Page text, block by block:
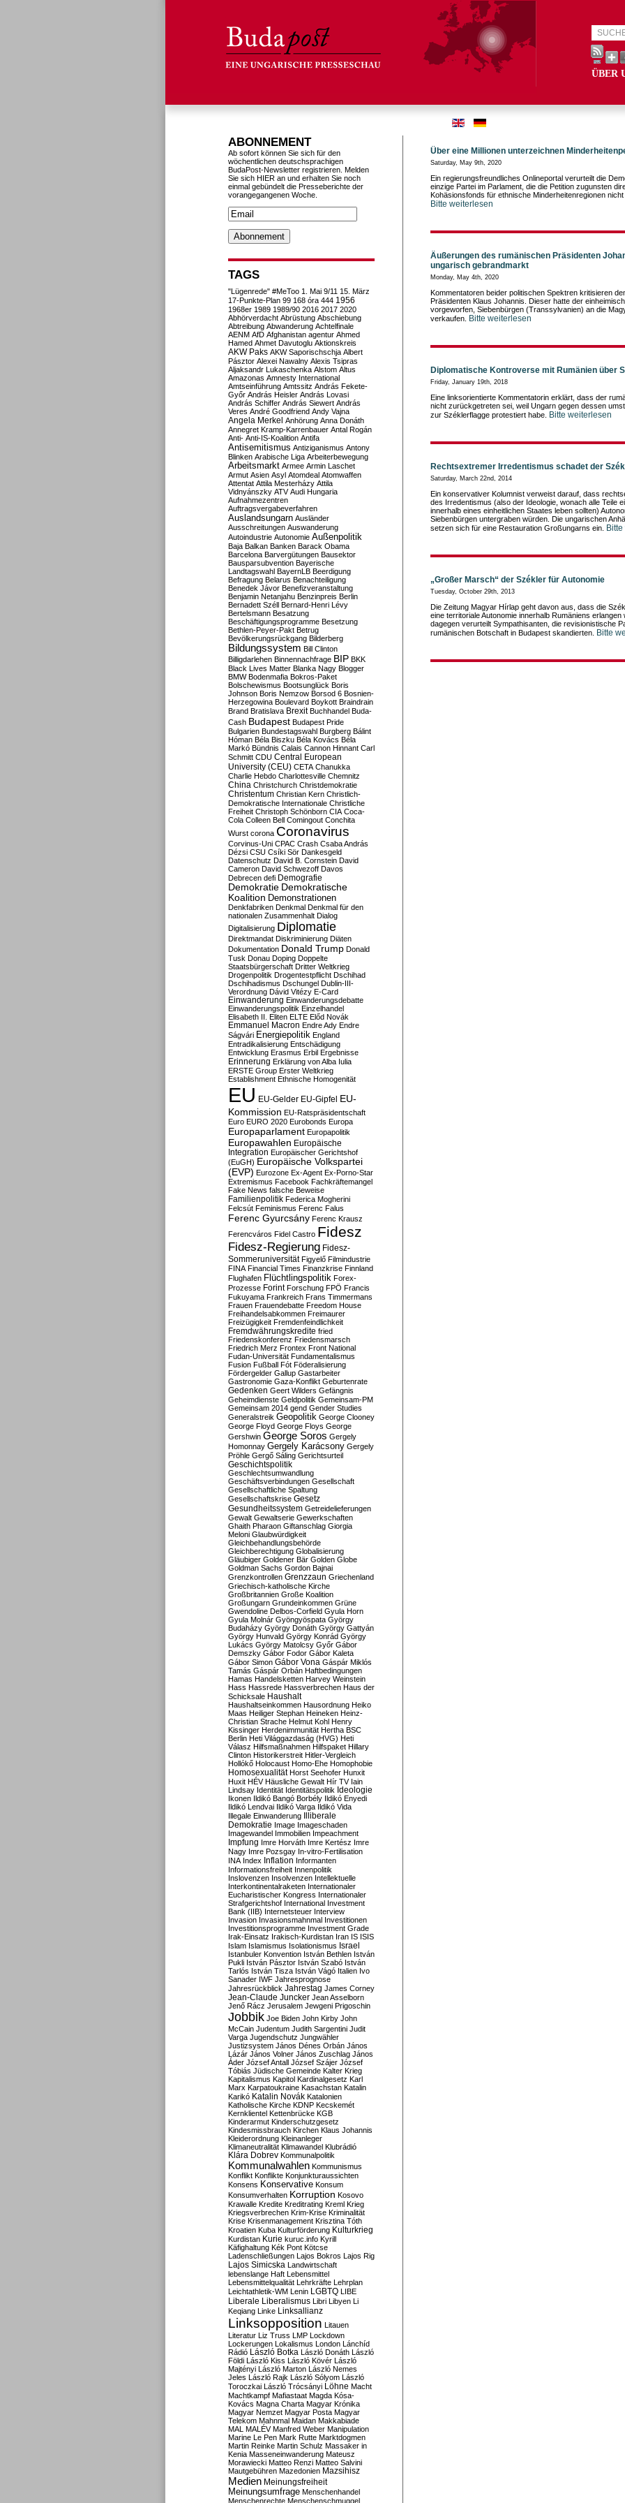
ÜBER
Über eine Millionen unterzeichnen
Saturday, May 9th, 2020
Ein regierungsfreundliches Onlineportal verurteilt die
einzige Partei im Parlament, die die Petition zugunsten
Kohäsionsfonds für ethnische Minderheitenregionen nicht
Bitte weiterlesen
Äußerungen des rumänischen Präsidenten
ungarisch gebrandmarkt
Monday, May 4th, 2020
Kommentatoren beider politischen Spektren kritisieren
Präsidenten Klaus Johannis. Dieser hatte der
vorgeworfen, Siebenbürgen (Transsylvanien) an die
verkaufen.
Bitte weiterlesen
Diplomatische Kontroverse mit Rumänien über
Friday, January 19th, 2018
Eine linksorientierte Kommentatorin erklärt, dass der
nicht zurückgetreten sei, weil Ungarn gegen dessen
zur Széklerflagge protestiert habe.
Bitte weiterlesen
Rechtsextremer Irredentismus schadet der
Saturday, March 22nd, 2014
Ein konservativer Kolumnist verweist darauf, dass
des Irredentismus (also der Ideologie, wonach alle Teile
innerhalb eines einheitlichen Staates leben sollten)
Siebenbürgen untergraben würden. Die ungarischen
setzen sich für eine Restauration Großungarns ein.
„Großer Marsch“ der Székler für Autonomie
Tuesday, October 29th, 2013
Die Zeitung Magyar Hírlap geht davon aus, dass die
eine territoriale Autonomie innerhalb Rumäniens
dagegen verurteilt Sympathisanten, die revisionistische
rumänischen Botschaft in Budapest skandierten.
Bitte
ABONNEMENT
Ab sofort können Sie sich für den
wöchentlichen deutschsprachigen
BudaPost-Newsletter registrieren. Melden
Sie sich HIER an und erhalten Sie noch
einmal gebündelt die Presseberichte der
vorangegangenen Woche.
TAGS
"Lügenrede" #MeToo 1. Mai 9/11 15. März
17-Punkte-Plan 99 168 óra 444 1956
1968er 1989 1989/90 2016 2017 2020
Abhörverdacht Abrüstung Abschiebung
Abtreibung Abwanderung Achtelfinale
AENM AfD Afghanistan agentur Ahmed
Hamed Ahmet Davutoglu Aktionskreis
AKW Paks AKW Saporischschja Albert
Pásztor Alexei Nawalny Alexis Tsipras
Aljaksandr Lukaschenka Alstom Altus
Amazonas Amnesty International
Amtseinführung Amtssitz András Fekete-
Győr András Heisler András Lovasi
András Schiffer András Siewert András
Veres André Goodfriend Andy Vajna
Angela Merkel Anhörung Anna Donáth
Annegret Kramp-Karrenbauer Antal Rogán
Anti- Anti-IS-Koalition Antifa
Antisemitismus Antiziganismus Antony
Blinken Arabische Liga Arbeiterbewegung
Arbeitsmarkt Armee Armin Laschet
Armut Asien Asyl Atomdeal Atomwaffen
Attentat Attila Mesterházy Attila
Vidnyánszky ATV Audi Hungaria
Aufnahmezentren
Auftragsvergabeverfahren
Auslandsungarn Ausländer
Ausschreitungen Auswanderung
Autoindustrie Autonomie Außenpolitik
Baja Balkan Banken Barack Obama
Barcelona Barvergütungen Bausektor
Bausparsubvention Bayerische
Landtagswahl BayernLB Beerdigung
Befragung Belarus Benachteiligung
Benedek Jávor Benefizveranstaltung
Benjamin Netanjahu Benzinpreis Berlin
Bernadett Széll Bernard-Henri Lévy
Bertelsmann Besatzung
Beschäftigungsprogramme Besetzung
Bethlen-Peyer-Pakt Betrug
Bevölkerungsrückgang Bilderberg
Bildungssystem Bill Clinton
Billigdarlehen Binnennachfrage BIP BKK
Black Lives Matter Blanka Nagy Blogger
BMW Bodenmafia Bokros-Paket
Bolschewismus Bootsunglück Boris
Johnson Boris Nemzow Borsod 6 Bosnien-
Herzegowina Boulevard Boykott Braindrain
Brand Bratislava Brexit Buchhandel Buda-
Cash Budapest Budapest Pride
Bulgarien Bundestagswahl Burgberg Bálint
Hóman Béla Biszku Béla Kovács Béla
Markó Bündnis Calais Cannon Hinnant Carl
Schmitt CDU Central European
University (CEU) CETA Chanukka
Charlie Hebdo Charlottesville Chemnitz
China Christchurch Christdemokratie
Christentum Christian Kern Christlich-
Demokratische Internationale Christliche
Freiheit Christoph Schönborn CIA Coca-
Cola Colleen Bell Comingout Conchita
Wurst corona Coronavirus
Corvinus-Uni CPAC Crash Csaba András
Dézsi CSU Csíki Sör Dankesgeld
Datenschutz David B. Cornstein David
Cameron David Schwezoff Davos
Debrecen defi Demografie
Demokratie Demokratische
Koalition Demonstrationen
Denkfabriken Denkmal Denkmal für den
nationalen Zusammenhalt Dialog
Digitalisierung Diplomatie
Direktmandat Diskriminierung Diäten
Dokumentation Donald Trump Donald
Tusk Donau Doping Doppelte
Staatsbürgerschaft Dritter Weltkrieg
Drogenpolitik Drogentestpflicht Dschihad
Dschihadismus Dschungel Dublin-III-
Verordnung Dávid Vitézy E-Card
Einwanderung Einwanderungsdebatte
Einwanderungspolitik Einzelhandel
Elisabeth II. Eliten ELTE Előd Novák
Emmanuel Macron Endre Ady Endre
Ságvári Energiepolitik England
Entradikalisierung Entschädigung
Entwicklung Erasmus Erbil Ergebnisse
Erinnerung Erklärung von Alba Iulia
ERSTE Group Erster Weltkrieg
Establishment Ethnische Homogenität
EU EU-Gelder EU-Gipfel EU-
Kommission EU-Ratspräsidentschaft
Euro EURO 2020 Eurobonds Europa
Europaparlament Europapolitik
Europawahlen Europäische
Integration Europäischer Gerichtshof
(EuGH) Europäische Volkspartei
(EVP) Eurozone Ex-Agent Ex-Porno-Star
Extremismus Facebook Fachkräftemangel
Fake News falsche Beweise
Familienpolitik Federica Mogherini
Felcsút Feminismus Ferenc Falus
Ferenc Gyurcsány Ferenc Krausz
Ferencváros Fidel Castro Fidesz
Fidesz-Regierung Fidesz-
Sommeruniversität Figyelő Filmindustrie
FINA Financial Times Finanzkrise Finnland
Flughafen Flüchtlingspolitik Forex-
Prozesse Forint Forschung FPÖ Francis
Fukuyama Frankreich Frans Timmermans
Frauen Frauendebatte Freedom House
Freihandelsabkommen Freimaurer
Freizügigkeit Fremdenfeindlichkeit
Fremdwährungskredite fried
Friedenskonferenz Friedensmarsch
Friedrich Merz Frontex Front National
Fudan-Universität Fundamentalismus
Fusion Fußball Fót Föderalisierung
Fördergelder Gallup Gastarbeiter
Gastronomie Gaza-Konflikt Geburtenrate
Gedenken Geert Wilders Gefängnis
Geheimdienste Geldpolitik Gemeinsam-PM
Gemeinsam 2014 gend Gender Studies
Generalstreik Geopolitik George Clooney
George Floyd George Floys George
Gershwin George Soros Gergely
Homonnay Gergely Karácsony Gergely
Pröhle Gergő Sáling Gerichtsurteil
Geschichtspolitik
Geschlechtsumwandlung
Geschäftsverbindungen Gesellschaft
Gesellschaftliche Spaltung
Gesellschaftskrise Gesetz
Gesundheitssystem Getreidelieferungen
Gewalt Gewaltserie Gewerkschaften
Ghaith Pharaon Giftanschlag Giorgia
Meloni Glaubwürdigkeit
Gleichbehandlungsbehörde
Gleichberechtigung Globalisierung
Gläubiger Goldener Bär Golden Globe
Goldman Sachs Gordon Bajnai
Grenzkontrollen Grenzzaun Griechenland
Griechisch-katholische Kirche
Großbritannien Große Koalition
Großungarn Grundeinkommen Grüne
Gwendoline Delbos-Corfield Gyula Horn
Gyula Molnár Gyöngyöspata György
Budaházy György Donáth György Gattyán
György Hunvald György Konrád György
Lukács György Matolcsy Győr Gábor
Demszky Gábor Fodor Gábor Kaleta
Gábor Simon Gábor Vona Gáspár Miklós
Tamás Gáspár Orbán Haftbedingungen
Hamas Handelsketten Harvey Weinstein
Hass Hassrede Hassverbrechen Haus der
Schicksale Haushalt
Haushaltseinkommen Hausordnung Heiko
Maas Heiliger Stephan Heineken Heinz-
Christian Strache Helmut Kohl Henry
Kissinger Herdenimmunität Hertha BSC
Berlin Heti Világgazdaság (HVG) Heti
Válasz Hilfsmaßnahmen Hilfspaket Hillary
Clinton Historikerstreit Hitler-Vergleich
Hollókő Holocaust Homo-Ehe Homophobie
Homosexualität Horst Seehofer Hunxit
Huxit HÉV Häusliche Gewalt Hír TV Iain
Lindsay Identität Identitätspolitik Ideologie
Ikonen Ildikó Bangó Borbély Ildikó Enyedi
Ildikó Lendvai Ildikó Varga Ildikó Vida
Illegale Einwanderung Illiberale
Demokratie Image Imageschaden
Imagewandel Immobilien Impeachment
Impfung Imre Horváth Imre Kertész Imre
Nagy Imre Pozsgay In-vitro-Fertilisation
INA Index Inflation Informanten
Informationsfreiheit Innenpolitik
Inslovenzen Insolvenzen Intellektuelle
Interkontinentalraketen Internationaler
Eucharistischer Kongress Internationaler
Strafgerichtshof International Investment
Bank (IIB) Internetsteuer Interview
Invasion Invasionsmahnmal Investitionen
Investitionsprogramme Investment Grade
Irak-Einsatz Irakisch-Kurdistan Iran IS ISIS
Islam Islamismus Isolationismus Israel
Istanbuler Konvention István Bethlen István
Pukli István Pásztor István Szabó István
Tarlós István Tisza István Vágó Italien Ivo
Sanader IWF Jahresprognose
Jahresrückblick Jahrestag James Corney
Jean-Claude Juncker Jean Asselborn
Jenő Rácz Jerusalem Jewgeni Prigoschin
Jobbik Joe Biden John Kirby John
McCain Judentum Judith Sargentini Judit
Varga Jugendschutz Jungwähler
Justizsystem János Dénes Orbán János
Lázár János Volner János Zuschlag János
Áder József Antall József Szájer József
Tóbiás Jüdische Gemeinde Kalter Krieg
Kapitalismus Kapitol Kardinalgesetz Karl
Marx Karpatoukraine Kasachstan Katalin
Karikó Katalin Novák Katalonien
Katholische Kirche KDNP Kecskemét
Kernklientel Kettenbrücke KGB
Kinderarmut Kinderschutzgesetz
Kindesmissbrauch Kirchen Klaus Johannis
Kleiderordnung Kleinanleger
Klimaneutralität Klimawandel Klubrádió
Klára Dobrev Kommunalpolitik
Kommunalwahlen Kommunismus
Konflikt Konflikte Konjunkturaussichten
Konsens Konservative Konsum
Konsumverhalten Korruption Kosovo
Krawalle Kredite Kreditrating Kreml Krieg
Kriegsverbrechen Krim-Krise Kriminalität
Krise Krisenmanagement Krisztina Tóth
Kroatien Kuba Kulturförderung Kulturkrieg
Kurdistan Kurie kuruc.info Kyrill
Käfighaltung Kék Pont Kötcse
Ladenschließungen Lajos Bokros Lajos Rig
Lajos Simicska Landwirtschaft
lebenslange Haft Lebensmittel
Lebensmittelqualität Lehrkräfte Lehrplan
Leichtathletik-WM Lenin LGBTQ LIBE
Liberale Liberalismus Libri Libyen Li
Keqiang Linke Linksallianz
Linksopposition Litauen
Literatur Liz Truss LMP Lockdown
Lockerungen Lokalismus London Lánchíd
Rádió
László Botka László Donáth László
Földi László Kiss László Kövér László
Majtényi László Marton László Nemes
Jeles László Rajk László Sólyom László
Toroczkai László Trócsányi Löhne Macht
Machtkampf Mafiastaat Magda Kósa-
Kovács Magna Charta Magyar Krónika
Magyar Nemzet Magyar Posta Magyar
Telekom Mahnmal Maidan Makkabiade
MAL MALÉV Manfred Weber Manipulation
Marine Le Pen Mark Rutte Marktdogmen
Martin Reinke Martin Schulz Massaker in
Kenia Masseneinwanderung Mateusz
Morawiecki Matteo Renzi Matteo Salvini
Mautgebühren Mazedonien Mazsihisz
Medien Meinungsfreiheit
Meinungsumfrage Menschenhandel
Menschenrechte Menschenschmuggel